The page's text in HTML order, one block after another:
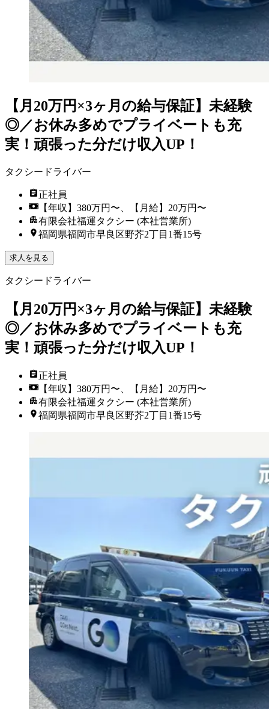
【月20万円×3ヶ月の給与保証】未経験
◎／お休み多めでプライベートも充
実！頑張った分だけ収入UP！
タクシードライバー
正社員
【年収】380万円〜、【月給】20万円〜
有限会社福運タクシー (本社営業所)
福岡県福岡市早良区野芥2丁目1番15号
求人を見る
タクシードライバー
【月20万円×3ヶ月の給与保証】未経験
◎／お休み多めでプライベートも充
実！頑張った分だけ収入UP！
正社員
【年収】380万円〜、【月給】20万円〜
有限会社福運タクシー (本社営業所)
福岡県福岡市早良区野芥2丁目1番15号